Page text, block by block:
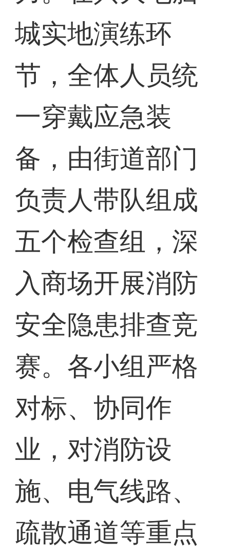
城实地演练环
节，全体人员统
一穿戴应急装
备，由街道部门
负责人带队组成
五个检查组，深
入商场开展消防
安全隐患排查竞
赛。各小组严格
对标、协同作
业，对消防设
施、电气线路、
疏散通道等重点